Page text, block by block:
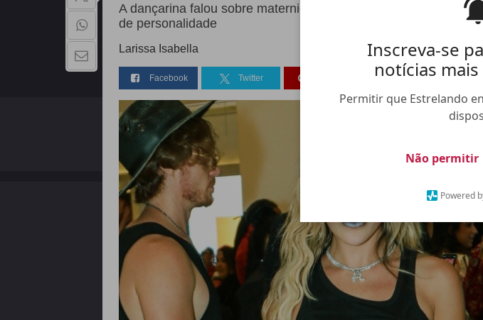
Inscreva-se
notícias
Permitir que Estrelando
Não permitir
Powered
A dançarina falou sobre maternidade e como a filha já está
de personalidade
Larissa Isabella
Facebook Twitter Whatsapp
ANUNCIE
Copyright - 2026 | Todos os direitos reservados